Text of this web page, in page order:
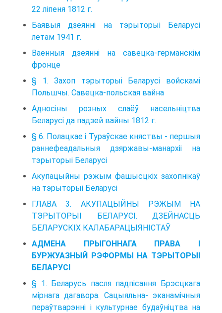
22 ліпеня 1812 г.
Баявыя дзеянні на тэрыторыі Беларусі
летам 1941 г.
Ваенныя дзеянні на савецка-германскім
фронце
§ 1. Захоп тэрыторыі Беларусі войскамі
Польшчы. Савецка-польская вайна
Адносіны розных слаёў насельніцтва
Беларусі да падзей вайны 1812 г.
§ 6. Полацкае і Тураўскае княствы - першыя
раннефеадальныя дзяржавы-манархіі на
тэрыторыі Беларусі
Акупацыйны рэжым фашысцкіх захопнікаў
на тэрыторыі Беларусі
ГЛАВА 3. АКУПАЦЫЙНЫ РЭЖЫМ НА
ТЭРЫТОРЫІ БЕЛАРУСІ. ДЗЕЙНАСЦЬ
БЕЛАРУСКІХ КАЛАБАРАЦЫЯНІСТАЎ
АДМЕНА ПРЫГОННАГА ПРАВА I
БУРЖУАЗНЫЙ РЭФОРМЫ HA ТЭРЫТОРЫІ
БЕЛАРУСІ
§ 1. Беларусь пасля падпісання Брэсцкага
мірнага дагавора. Сацыяльна- эканамічныя
пераўтварэнні і культурнае будаўніцтва на